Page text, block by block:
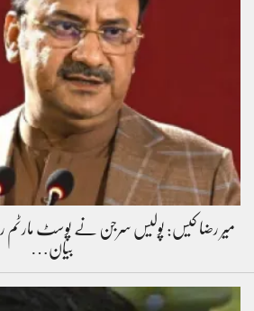
میر رضا کیس: پولیس سرجن نے پوسٹ مارٹم
بیان…